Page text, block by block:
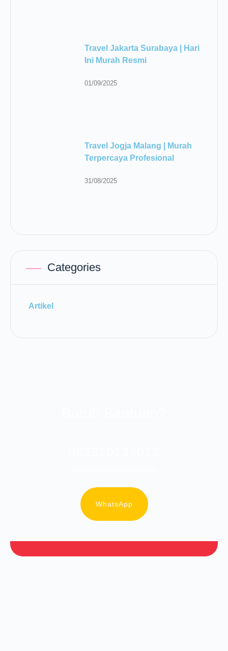
Travel Jakarta Surabaya | Hari
Ini Murah Resmi
01/09/2025
Travel Jogja Malang | Murah
Terpercaya Profesional
31/08/2025
Categories
Artikel
WhatsApp